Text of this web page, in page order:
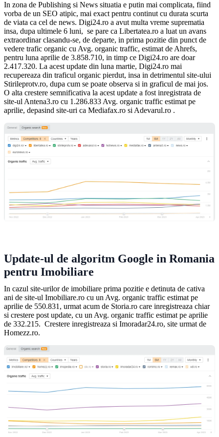
In zona de Publishing si News situatia e putin mai complicata, fiind
vorba de un SEO atipic, mai exact pentru continut cu durata scurta
de viata ca cel de news. Digi24.ro a avut multa vreme suprematia
insa, dupa ultimele 6 luni, se pare ca Libertatea.ro a luat un avans
extraordinar clasandu-se, de departe, in prima pozitie din punct de
vedere trafic organic cu Avg. organic traffic, estimat de Ahrefs,
pentru luna aprilie de 3.858.710, in timp ce Digi24.ro are doar
2.417.320. La acest update din luna martie, Digi24.ro mai
recupereaza din traficul organic pierdut, insa in detrimentul site-ului
Stirileprotv.ro, dupa cum se poate observa si in graficul de mai jos.
O alta crestere semnificativa la acest update a fost inregistrata de
site-ul Antena3.ro cu 1.286.833 Avg. organic traffic estimat pe
aprilie, depasind site-uri ca Mediafax.ro si Adevarul.ro .
Update-ul de algoritm Google in Romania
pentru Imobiliare
In cazul site-urilor de imobiliare prima pozitie e detinuta de cativa
ani de site-ul Imobiliare.ro cu un Avg. organic traffic estimat pe
aprilie de 550.831, urmat acum de Storia.ro care inregistreaza chiar
si crestere post update, cu un Avg. organic traffic estimat pe aprilie
de 332.215. Crestere inregistreaza si Imoradar24.ro, site urmat de
Homezz.ro.